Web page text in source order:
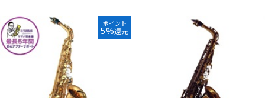
ポイント
5%還元